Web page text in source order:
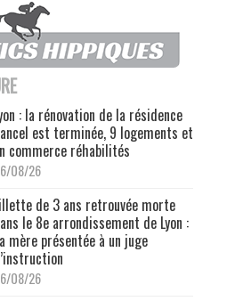
: la rénovation de la résidence
est terminée, 9 logements et
commerce réhabilités
08/26
de 3 ans retrouvée morte
le 8e arrondissement de Lyon :
mère présentée à un juge
08/26